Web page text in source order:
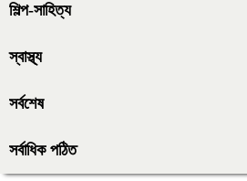
শিল্প-সাহিত্য
স্বাস্থ্য
সর্বশেষ
সর্বাধিক পঠিত